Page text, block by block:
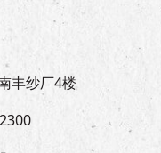
丰纱厂4楼